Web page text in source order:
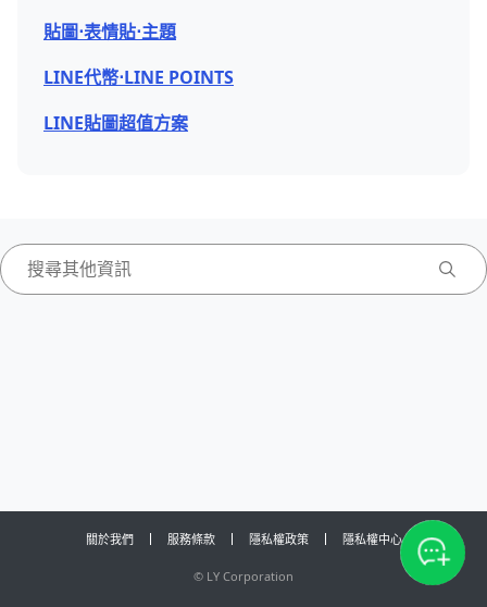
貼圖⋅表情貼⋅主題
LINE代幣⋅LINE POINTS
LINE貼圖超值方案
關於我們 服務條款 隱私權政策 隱私權中心
© LY Corporation